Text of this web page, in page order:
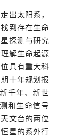
出太阳系，
到存在生命
探测与研究
解生命起源
具有重大科
十年规划报
千年、新世
和生命信号
文台的两位
星的系外行